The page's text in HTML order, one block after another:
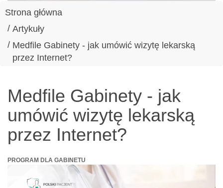
Strona główna
Artykuły
Medfile Gabinety - jak umówić wizytę lekarską
przez Internet?
Medfile Gabinety - jak
umówić wizytę lekarską
przez Internet?
PROGRAM DLA GABINETU